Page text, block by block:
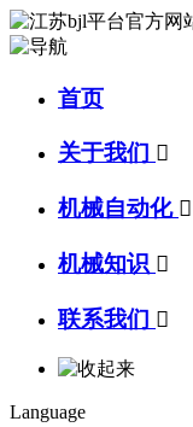
首页
关于我们 
机械自动化 
机械知识 
联系我们 
Language